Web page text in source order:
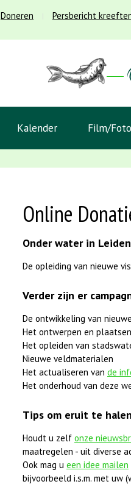
Doneren Persbericht
Kalender Film/Foto
Online
Onder water in
De opleiding van nieuwe
Verder zijn er
De ontwikkeling van
Het ontwerpen en
Het opleiden van
Nieuwe veldmaterialen
Het actualiseren van de
Het onderhoud van deze
Tips om eruit te
Houdt u zelf onze
maatregelen - uit diverse
Ook mag u een idee mailen
bijvoorbeeld i.s.m. met uw